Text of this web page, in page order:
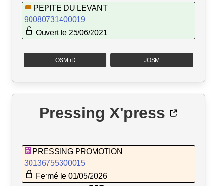
PEPITE DU LEVANT
90080731400019
Ouvert le 25/06/2021
OSM iD JOSM
Pressing X'press
PRESSING PROMOTION
30136755300015
Fermé le 01/05/2026